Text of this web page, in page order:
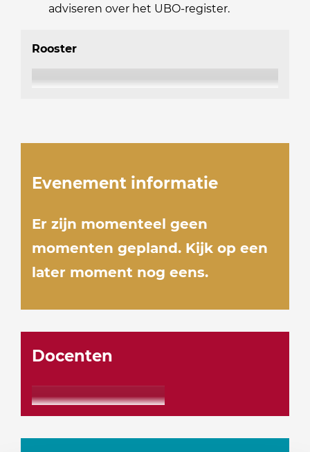
adviseren over het UBO-register.
Rooster
Evenement informatie
Er zijn momenteel geen
momenten gepland. Kijk op een
later moment nog eens.
Docenten